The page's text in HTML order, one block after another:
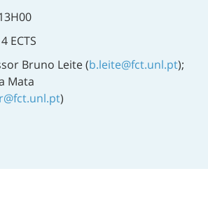
ECTS
Bruno Leite (b.leite@fct.unl.pt);
Mata
)